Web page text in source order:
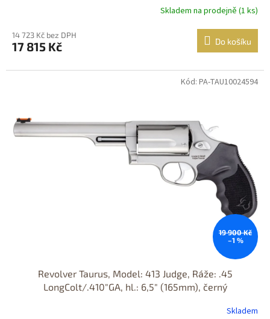
Skladem na prodejně (1 ks)
14 723 Kč bez DPH
17 815 Kč Do košíku
19 900 Kč
–1 %
Revolver Taurus, Model: 413 Judge, Ráže: .45
LongColt/.410"GA, hl.: 6,5" (165mm), černý
Skladem
Kód: PA-TAU10024594